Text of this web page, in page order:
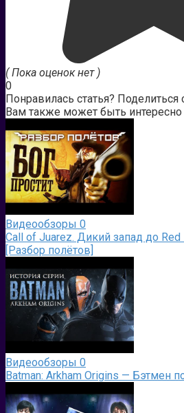
( Пока оценок нет )
0
Понравилась статья? Поделиться
Вам также может быть интересно
Видеообзоры 0
Call of Juarez. Дикий запад до Red
[Разбор полётов]
Видеообзоры 0
Batman: Arkham Origins — Бэтмен